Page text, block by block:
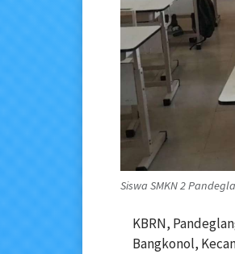
Siswa SMKN 2
KBRN,
Bangkonol,